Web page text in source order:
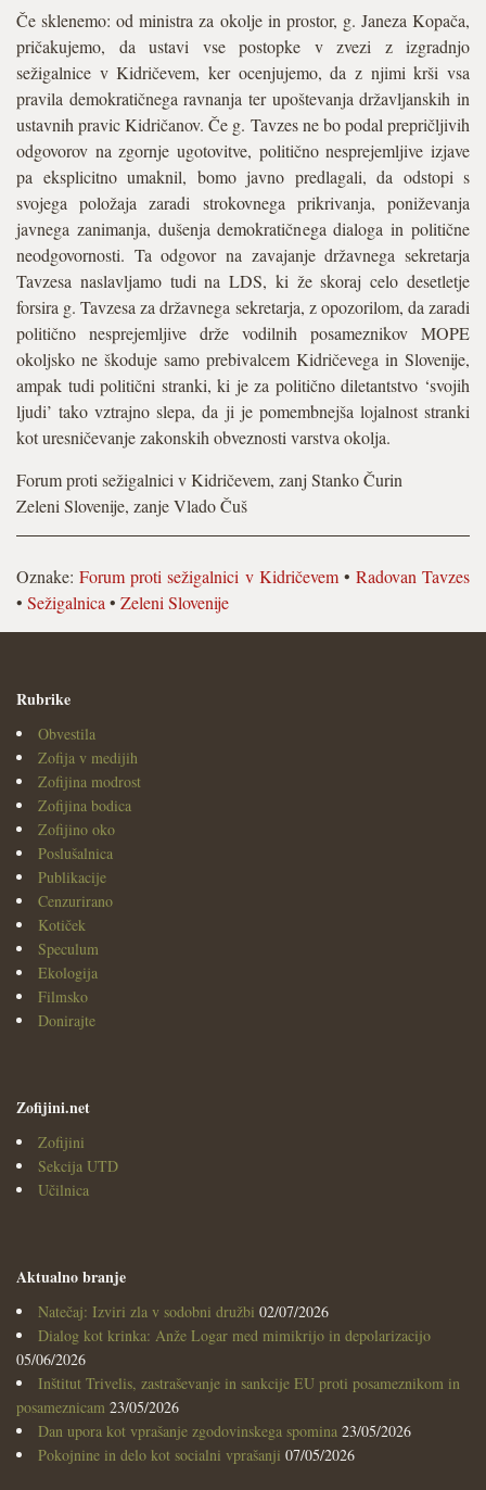
Če sklenemo: od ministra za okolje in prostor, g. Janeza Kopača,
pričakujemo, da ustavi vse postopke v zvezi z izgradnjo
sežigalnice v Kidričevem, ker ocenjujemo, da z njimi krši vsa
pravila demokratičnega ravnanja ter upoštevanja državljanskih in
ustavnih pravic Kidričanov. Če g. Tavzes ne bo podal prepričljivih
odgovorov na zgornje ugotovitve, politično nesprejemljive izjave
pa eksplicitno umaknil, bomo javno predlagali, da odstopi s
svojega položaja zaradi strokovnega prikrivanja, poniževanja
javnega zanimanja, dušenja demokratičnega dialoga in politične
neodgovornosti. Ta odgovor na zavajanje državnega sekretarja
Tavzesa naslavljamo tudi na LDS, ki že skoraj celo desetletje
forsira g. Tavzesa za državnega sekretarja, z opozorilom, da zaradi
politično nesprejemljive drže vodilnih posameznikov MOPE
okoljsko ne škoduje samo prebivalcem Kidričevega in Slovenije,
ampak tudi politični stranki, ki je za politično diletantstvo ‘svojih
ljudi’ tako vztrajno slepa, da ji je pomembnejša lojalnost stranki
kot uresničevanje zakonskih obveznosti varstva okolja.
Forum proti sežigalnici v Kidričevem, zanj Stanko Čurin
Zeleni Slovenije, zanje Vlado Čuš
Oznake:Forum proti sežigalnici v Kidričevem• Radovan Tavzes
• Sežigalnica • Zeleni Slovenije
Rubrike
Obvestila
Zofija v medijih
Zofijina modrost
Zofijina bodica
Zofijino oko
Poslušalnica
Publikacije
Cenzurirano
Kotiček
Speculum
Ekologija
Filmsko
Donirajte
Zofijini.net
Zofijini
Sekcija UTD
Učilnica
Aktualno branje
Natečaj: Izviri zla v sodobni družbi 02/07/2026
Dialog kot krinka: Anže Logar med mimikrijo in depolarizacijo
05/06/2026
Inštitut Trivelis, zastraševanje in sankcije EU proti posameznikom in
posameznicam 23/05/2026
Dan upora kot vprašanje zgodovinskega spomina 23/05/2026
Pokojnine in delo kot socialni vprašanji 07/05/2026